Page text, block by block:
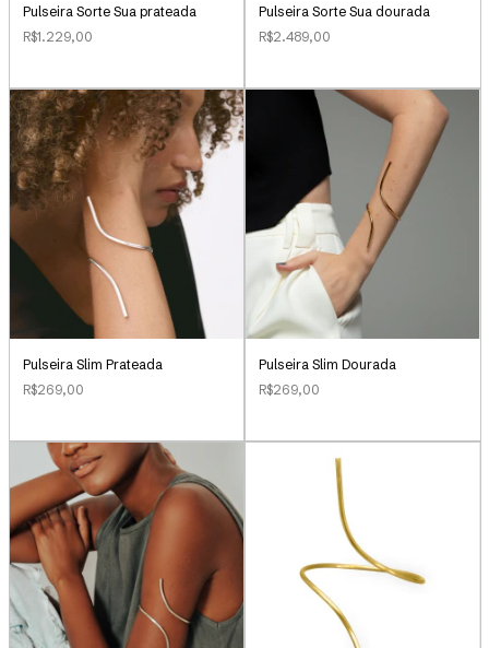
Pulseira Sorte Sua prateada
R$1.229,00
Pulseira Sorte Sua dourada
R$2.489,00
Pulseira Slim Prateada
R$269,00
Pulseira Slim Dourada
R$269,00